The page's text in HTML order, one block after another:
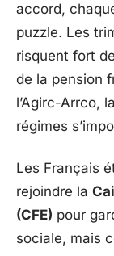
accord,
puzzle. Les
risquent fort
de la pension
l’Agirc-Arrco,
régimes
Les Français
rejoindre la
(CFE) pour
sociale, mais